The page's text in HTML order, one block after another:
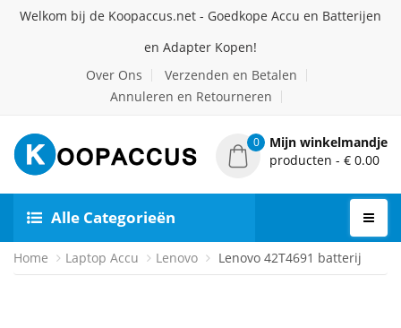
Welkom bij de Koopaccus.net - Goedkope Accu en Batterijen
en Adapter Kopen!
Over Ons
Verzenden en Betalen
Annuleren en Retourneren
0
Mijn winkelmandje
producten - € 0.00
Alle Categorieën
Home Laptop Accu Lenovo Lenovo 42T4691 batterij